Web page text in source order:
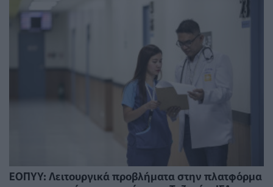
ΕΟΠΥΥ: Λειτουργικά προβλήματα στην πλατφόρμα